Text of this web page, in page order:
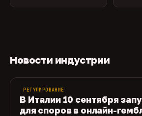
Новости индустрии
РЕГУЛИРОВАНИЕ
В Италии 10 сентября
для споров в онлайн-